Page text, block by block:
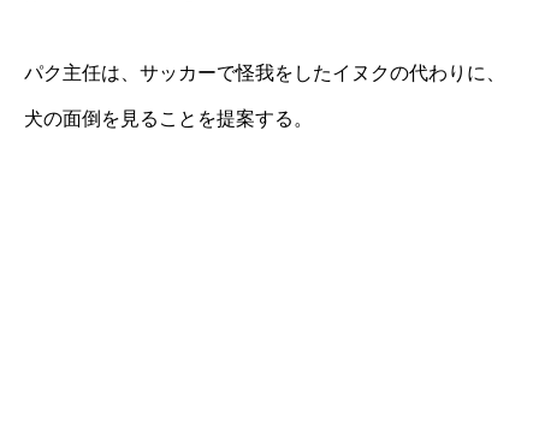
パク主任は、サッカーで怪我をしたイヌクの代わりに、
犬の面倒を見ることを提案する。